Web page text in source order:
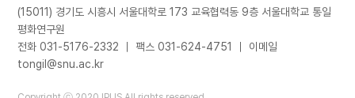
(15011) 경기도 시흥시 서울대학로 173 교육협력동 9층 서울대학교 통일
평화연구원
전화 031-5176-2332 ｜ 팩스 031-624-4751 ｜ 이메일
tongil@snu.ac.kr